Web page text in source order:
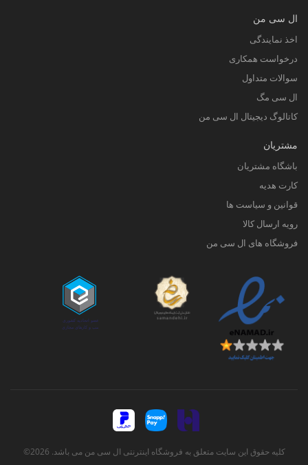
ال سی من
اخذ نمایندگی
درخواست همکاری
سوالات متداول
ال سی مگ
کاتالوگ دیجیتال ال سی من
مشتریان
باشگاه مشتریان
کارت هدیه
قوانین و سیاست ها
رویه ارسال کالا
فروشگاه های ال سی من
کلیه حقوق این سایت متعلق به فروشگاه اینترنتی ال سی من می باشد. 2026©